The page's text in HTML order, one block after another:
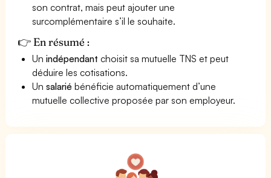
son contrat, mais peut ajouter une
surcomplémentaire s’il le souhaite.
👉 En résumé :
Unindépendant choisit sa mutuelle TNS et peut
déduire les cotisations.
Unsalarié bénéficie automatiquement d’une
mutuelle collective proposée par son employeur.